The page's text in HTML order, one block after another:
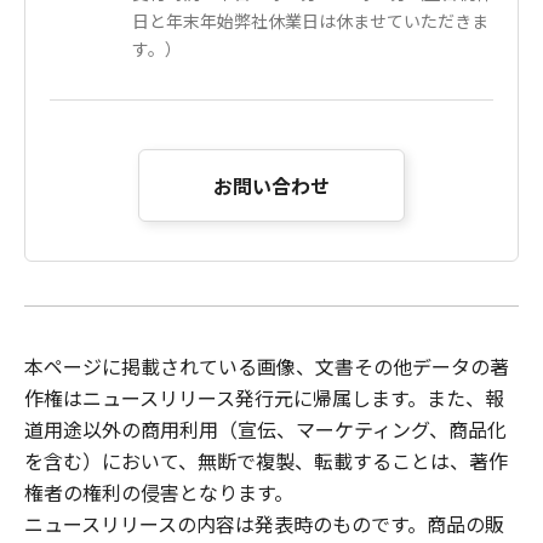
日と年末年始弊社休業日は休ませていただきま
す。）
お問い合わせ
本ページに掲載されている画像、文書その他データの著
作権はニュースリリース発行元に帰属します。また、報
道用途以外の商用利用（宣伝、マーケティング、商品化
を含む）において、無断で複製、転載することは、著作
権者の権利の侵害となります。
ニュースリリースの内容は発表時のものです。商品の販